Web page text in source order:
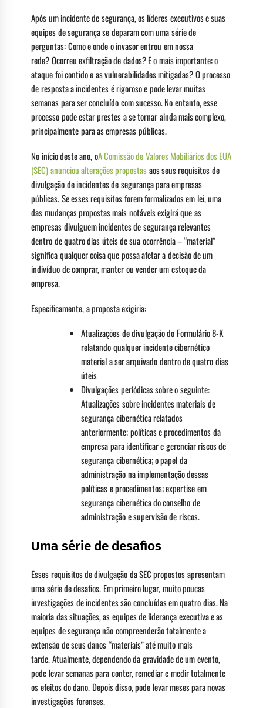
Após um incidente de segurança, os líderes executivos e suas
equipes de segurança se deparam com uma série de
perguntas: Como e onde o invasor entrou em nossa
rede? Ocorreu exfiltração de dados? E o mais importante: o
ataque foi contido e as vulnerabilidades mitigadas? O processo
de resposta a incidentes é rigoroso e pode levar muitas
semanas para ser concluído com sucesso. No entanto, esse
processo pode estar prestes a se tornar ainda mais complexo,
principalmente para as empresas públicas.
No início deste ano, oA Comissão de Valores Mobiliários dos EUA
(SEC) anunciou alterações propostasaos seus requisitos de
divulgação de incidentes de segurança para empresas
públicas. Se esses requisitos forem formalizados em lei, uma
das mudanças propostas mais notáveis ​​exigirá que as
empresas divulguem incidentes de segurança relevantes
dentro de quatro dias úteis de sua ocorrência – “material”
significa qualquer coisa que possa afetar a decisão de um
indivíduo de comprar, manter ou vender um estoque da
empresa.
Especificamente, a proposta exigiria:
Atualizações de divulgação do Formulário 8-K
relatando qualquer incidente cibernético
material a ser arquivado dentro de quatro dias
úteis
Divulgações periódicas sobre o seguinte:
Atualizações sobre incidentes materiais de
segurança cibernética relatados
anteriormente; políticas e procedimentos da
empresa para identificar e gerenciar riscos de
segurança cibernética; o papel da
administração na implementação dessas
políticas e procedimentos; expertise em
segurança cibernética do conselho de
administração e supervisão de riscos.
Uma série de desafios
Esses requisitos de divulgação da SEC propostos apresentam
uma série de desafios. Em primeiro lugar, muito poucas
investigações de incidentes são concluídas em quatro dias. Na
maioria das situações, as equipes de liderança executiva e as
equipes de segurança não compreenderão totalmente a
extensão de seus danos “materiais” até muito mais
tarde. Atualmente, dependendo da gravidade de um evento,
pode levar semanas para conter, remediar e medir totalmente
os efeitos do dano. Depois disso, pode levar meses para novas
investigações forenses.